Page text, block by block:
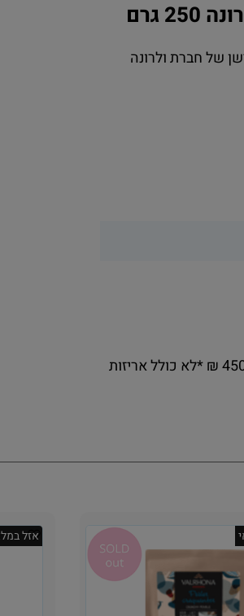
גרם
של חברת ולרונה
משלוח חינם עד הבית בקניה מעל 450 ₪ *לא כולל אריזות
אזל